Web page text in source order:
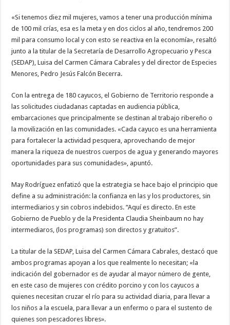
«Si tenemos diez mil mujeres, vamos a tener una producción mínima
de 100 mil crías, esa es la meta y en dos ciclos al año, tendremos 200
mil para consumo local y con esto se reactiva en la economía», resaltó
junto a la titular de la Secretaría de Desarrollo Agropecuario y Pesca
(SEDAP), Luisa del Carmen Cámara Cabrales y del director de Especies
Menores, Pedro Jesús Falcón Becerra.
Con la entrega de 180 cayucos, el Gobierno de Territorio responde a
las solicitudes ciudadanas captadas en audiencia pública,
embarcaciones que principalmente se destinan al trabajo ribereño o
la movilización en las comunidades. «Cada cayuco es una herramienta
para fortalecer la actividad pesquera, aprovechando de mejor
manera la riqueza de nuestros cuerpos de agua y generando mayores
oportunidades para sus comunidades», apuntó.
May Rodríguez enfatizó que la estrategia se hace bajo el principio que
define a su administración: la confianza en las y los productores, sin
intermediarios y sin cobros indebidos. “Aquí es directo. En este
Gobierno de Pueblo y de la Presidenta Claudia Sheinbaum no hay
intermediaros, (los programas) son directos y gratuitos”.
La titular de la SEDAP, Luisa del Carmen Cámara Cabrales, destacó que
ambos programas apoyan a los que realmente lo necesitan; «la
indicación del gobernador es de ayudar al mayor número de gente,
en este caso de mujeres con crédito porcino y con los cayucos a
quienes necesitan cruzar el río para su actividad diaria, para llevar a
los niños a la escuela, para llevar a un enfermo o para el sustento de
quienes son pescadores libres».